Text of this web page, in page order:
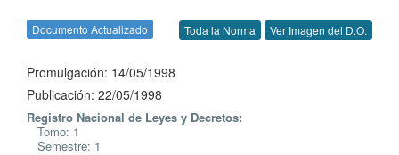
Documento Actualizado Toda la Norma Ver Imagen del D.O.
Promulgación: 14/05/1998
Publicación: 22/05/1998
Registro Nacional de Leyes y Decretos:
Tomo: 1
Semestre: 1